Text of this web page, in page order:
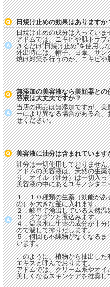
日焼け止めの効果はありますか
日焼け止めの成分は入っていま
アドムでは、ニキビや肌トラ
きるだけ”日焼け止め”を使用し
外出時には、帽子、日傘、サ
焼け対策を行うのが、ニキビ
無添加の美容液なら美顔器と
容液は大丈夫ですか？
当店の商品は無添加ですが、
ーにより異なる場合がある為
せください。
美容液に油分は含まれています
油分は一切使用しておりません
アドムの美容液は、天然の生
り、オイル（油分）は一切入っ
美容液の中にあるユキノシタ
１．１０種類の生薬（効能が
の）を大きな釜に入れます。
２．岐阜で湧出している天然
３．グツグツと煮込みます。
４．温泉水に生薬の成分が十
ので濾して搾りだします。
５．何回も不純物がなくなる
います。
このように、植物から抽出し
エキスと呼んでおります。
アドムでは、クリーム系やオ
美しくなるスキンケアを推奨し